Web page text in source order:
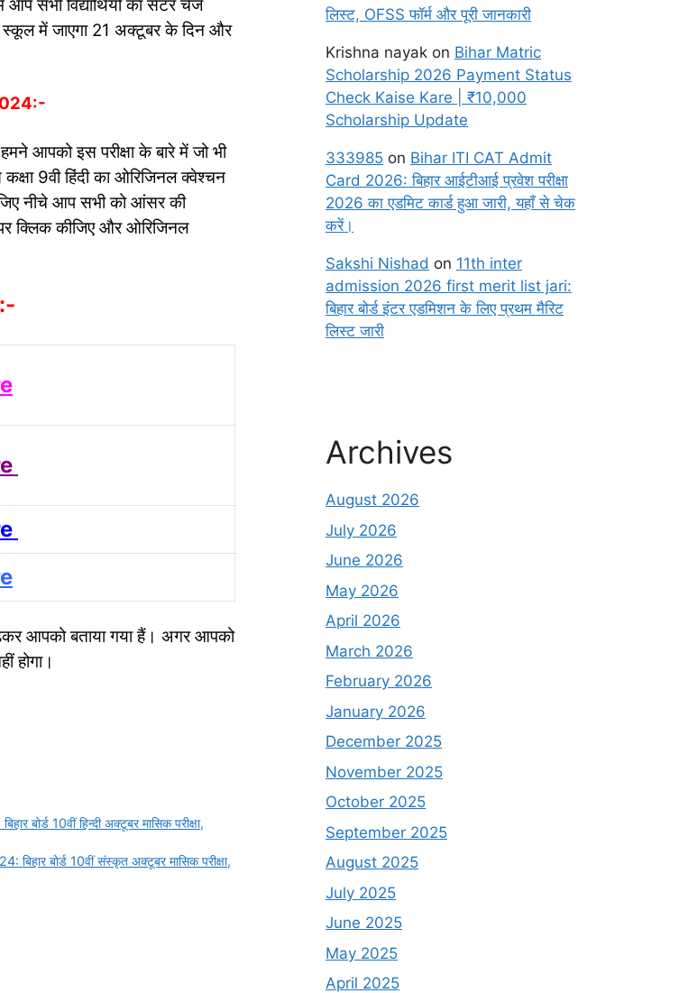
आप सभी विद्यार्थियों का सेंटर चेंज
स्कूल में जाएगा 21 अक्टूबर के दिन और
आपको इस परीक्षा के बारे में जो भी
कक्षा 9वी हिंदी का ओरिजिनल क्वेश्चन
नीचे आप सभी को आंसर की
क्लिक कीजिए और ओरिजिनल
आपको बताया गया हैं। अगर आपको
होगा।
10वीं हिन्दी अक्टूबर मासिक परीक्षा,
बोर्ड 10वीं संस्कृत अक्टूबर मासिक परीक्षा,
लिस्ट, OFSS फॉर्म और पूरी जानकारी
Krishna nayak on Bihar Matric
Scholarship 2026 Payment Status
Check Kaise Kare | ₹10,000
Scholarship Update
333985 on Bihar ITI CAT Admit
Card 2026: बिहार आईटीआई प्रवेश परीक्षा
2026 का एडमिट कार्ड हुआ जारी, यहाँ से चेक
करें।
Sakshi Nishad on 11th inter
admission 2026 first merit list jari:
बिहार बोर्ड इंटर एडमिशन के लिए प्रथम मैरिट
लिस्ट जारी
Archives
August 2026
July 2026
June 2026
May 2026
April 2026
March 2026
February 2026
January 2026
December 2025
November 2025
October 2025
September 2025
August 2025
July 2025
June 2025
May 2025
April 2025